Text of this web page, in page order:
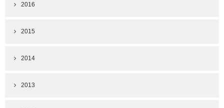
2016
2015
2014
2013